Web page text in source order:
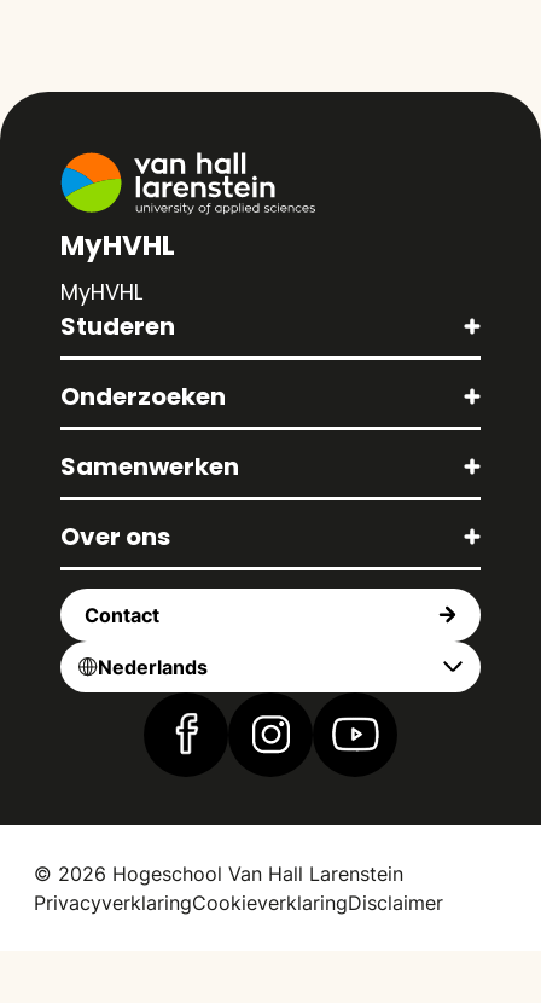
MyHVHL
MyHVHL
Studeren
Onderzoeken
Samenwerken
Over ons
Contact
Nederlands
Vind ons op Facebook
Vind ons op Instagram
Vind ons op
© 2026 Hogeschool Van Hall Larenstein
PrivacyverklaringCookieverklaringDisclaimer